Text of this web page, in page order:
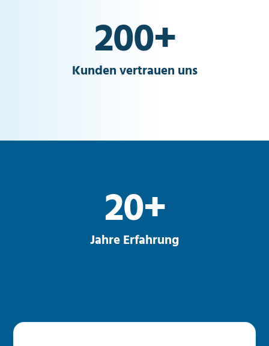
200+
Kunden vertrauen uns
20+
Jahre Erfahrung